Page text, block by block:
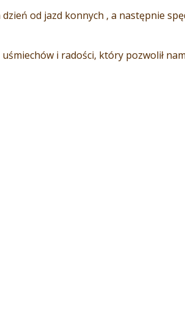
od jazd konnych , a następnie
i radości, który pozwolił